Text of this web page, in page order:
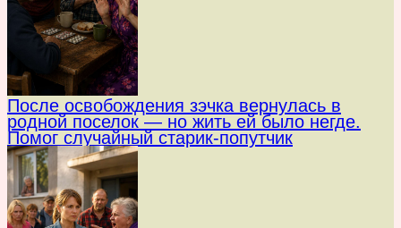
После освобождения зэчка вернулась в
родной поселок — но жить ей было негде.
Помог случайный старик-попутчик